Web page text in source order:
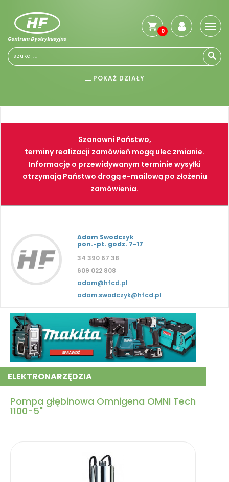
Centrum Dystrybucyjne
0
POKAŻ DZIAŁY
NARZĘDZIA SPAWALNICTWO
FARBY PNEUMATYKA
Szanowni Państwo,
terminy realizacji zamówień mogą ulec zmianie.
Informację o przewidywanym terminie wysyłki
otrzymają Państwo drogą e-mailową po złożeniu
zamówienia.
Adam Swodczyk
pon.-pt. godz. 7-17
34 390 67 38
609 022 808
adam@hfcd.pl
adam.swodczyk@hfcd.pl
ELEKTRONARZĘDZIA
Pompa głębinowa Omnigena OMNI Tech
1100-5"